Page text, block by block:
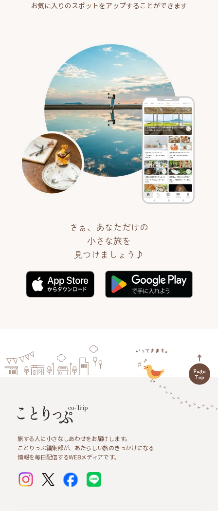
お気に入りのスポットをアップすることができます
さぁ、あなただけの
小さな旅を
見つけましょう♪
旅する人に小さなしあわせをお届けします。
ことりっぷ編集部が、あたらしい旅のきっかけになる
情報を毎日配信するWEBメディアです。